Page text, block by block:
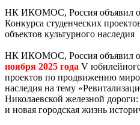
НК ИКОМОС, Россия объявил о
Конкурса студенческих
объектов культурного наследия
НК ИКОМОС, Россия объявил о
ноября 2025 года V
проектов по продвижению
наследия на тему
Николаевской железной
и новая городская жизнь